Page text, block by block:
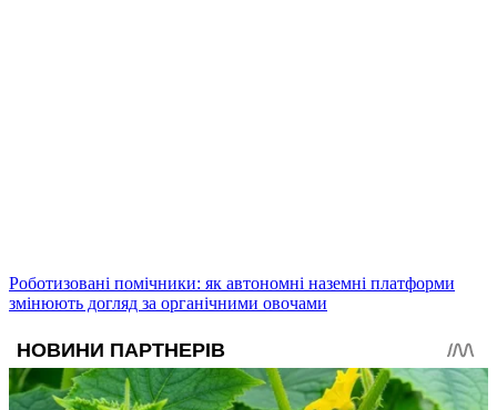
Роботизовані помічники: як автономні наземні платформи
змінюють догляд за органічними овочами